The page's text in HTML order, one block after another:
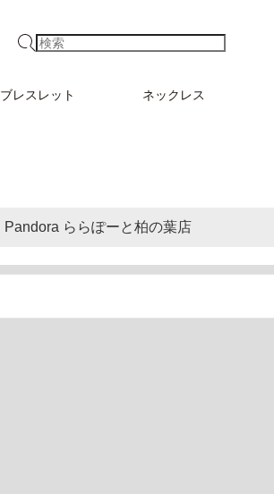
ブレスレット ネックレス
Pandora ららぽーと柏の葉店